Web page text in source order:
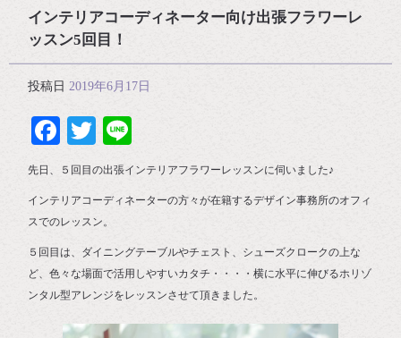
インテリアコーディネーター向け出張フラワーレ
ッスン5回目！
投稿日 2019年6月17日
Facebook
Twitter
先日、５回目の出張インテリアフラワーレッスンに伺いました♪
インテリアコーディネーターの方々が在籍するデザイン事務所のオフィ
スでのレッスン。
５回目は、ダイニングテーブルやチェスト、シューズクロークの上な
ど、色々な場面で活用しやすいカタチ・・・・横に水平に伸びるホリゾ
ンタル型アレンジをレッスンさせて頂きました。